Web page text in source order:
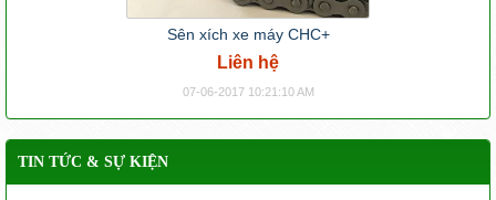
Sên xích xe máy CHC+
Liên hệ
07-06-2017 10:21:10 AM
TIN TỨC & SỰ KIỆN